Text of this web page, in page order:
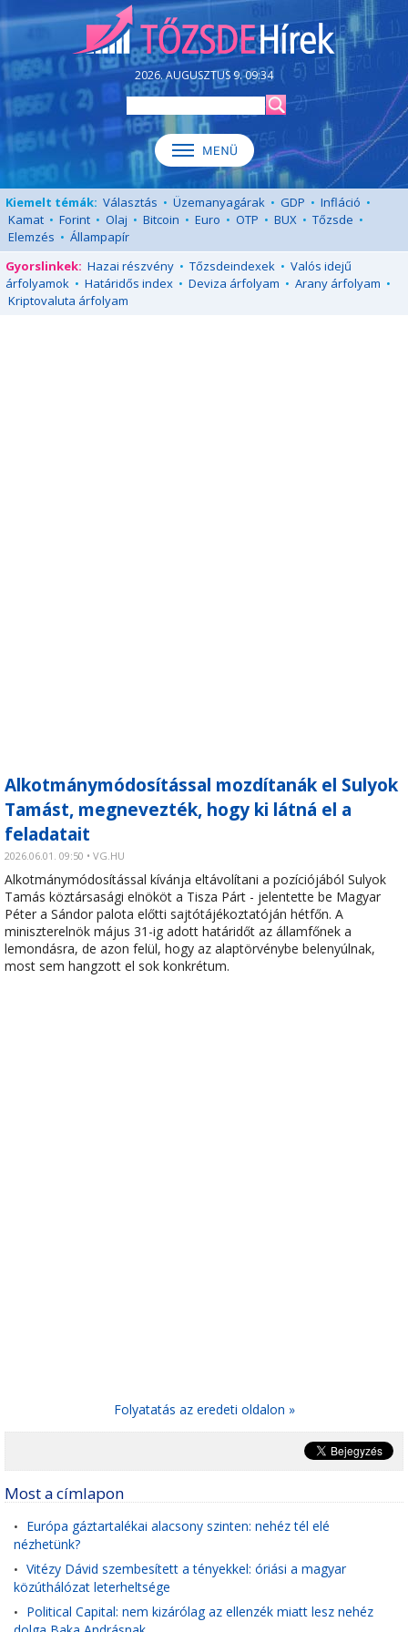
2026. AUGUSZTUS 9. 09:34
Kiemelt témák: Választás • Üzemanyagárak • GDP • Infláció •
Kamat • Forint • Olaj • Bitcoin • Euro • OTP • BUX • Tőzsde •
Elemzés • Állampapír
Gyorslinkek: Hazai részvény • Tőzsdeindexek • Valós idejű
árfolyamok • Határidős index • Deviza árfolyam • Arany árfolyam •
Kriptovaluta árfolyam
Alkotmánymódosítással mozdítanák el Sulyok
Tamást, megnevezték, hogy ki látná el a
feladatait
2026.06.01. 09:50 • VG.HU
Alkotmánymódosítással kívánja eltávolítani a pozíciójából Sulyok
Tamás köztársasági elnököt a Tisza Párt - jelentette be Magyar
Péter a Sándor palota előtti sajtótájékoztatóján hétfőn. A
miniszterelnök május 31-ig adott határidőt az államfőnek a
lemondásra, de azon felül, hogy az alaptörvénybe belenyúlnak,
most sem hangzott el sok konkrétum.
Folyatatás az eredeti oldalon »
Most a címlapon
• Európa gáztartalékai alacsony szinten: nehéz tél elé
nézhetünk?
• Vitézy Dávid szembesített a tényekkel: óriási a magyar
közúthálózat leterheltsége
• Political Capital: nem kizárólag az ellenzék miatt lesz nehéz